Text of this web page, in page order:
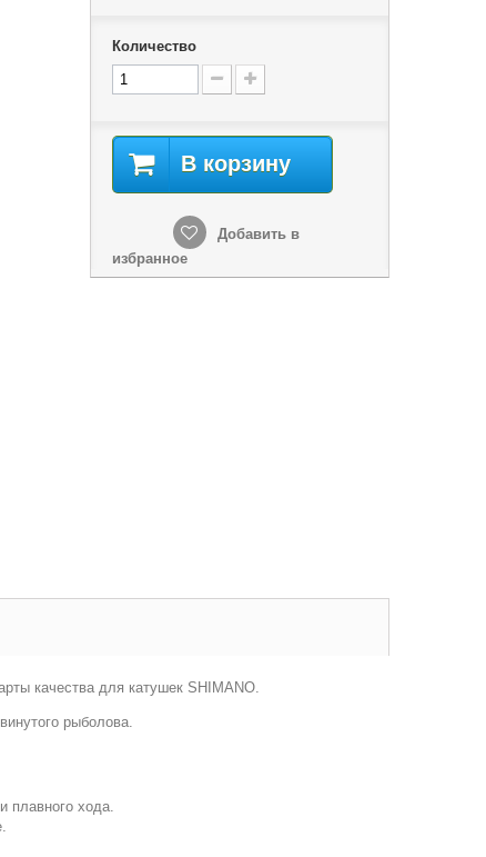
Количество
В корзину
Добавить в
избранное
качества для катушек SHIMANO.
рыболова.
плавного хода.